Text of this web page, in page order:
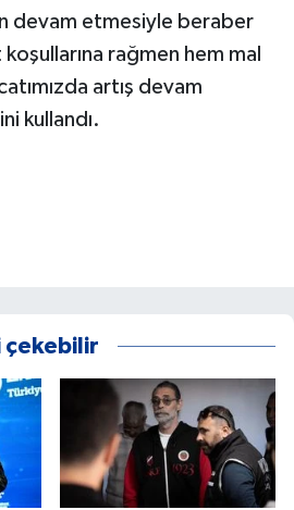
devam etmesiyle beraber
rağmen hem mal
artış devam
kullandı.
çekebilir